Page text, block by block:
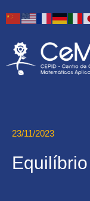
23/11/2023
Equilíbrio